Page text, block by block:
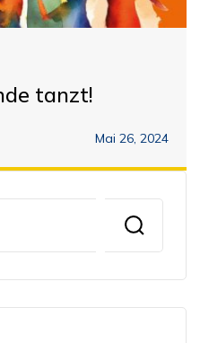
tanzt!
Mai 26, 2024